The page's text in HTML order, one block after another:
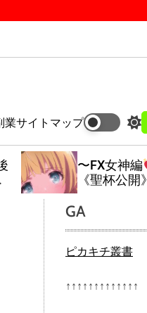
業サイトマップ
S
w
t
c
o
o
m
〜FX女神編
《聖杯公開》
GA
ピカキチ叢書
↑↑↑↑↑↑↑↑↑↑↑↑↑